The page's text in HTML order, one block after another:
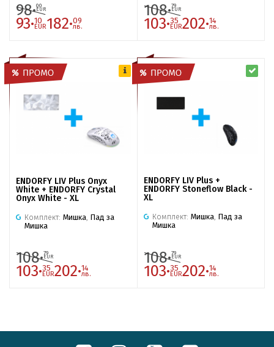
98·00
EUR
93·10
EUR182·09
лв.
108·79EUR
103·35
EUR202·14
лв.
ENDORFY LIV Plus Onyx
White + ENDORFY Crystal
Onyx White - XL
Комплект: Мишка, Пад за
Мишка
108·79EUR
103·35
EUR202·14
лв.
ENDORFY LIV Plus +
ENDORFY Stoneflow Black -
XL
Комплект: Мишка, Пад за
Мишка
108·79EUR
103·35
EUR202·14
лв.